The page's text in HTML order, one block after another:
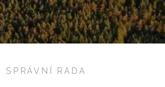
SPRÁVNÍ RADA